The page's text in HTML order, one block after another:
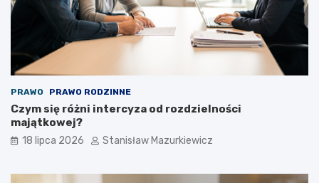
PRAWO PRAWO RODZINNE
Czym się różni intercyza od rozdzielności
majątkowej?
18 lipca 2026 Stanisław Mazurkiewicz